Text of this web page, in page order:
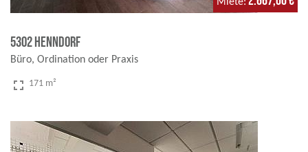
Miete
5302 Henndorf
Büro, Ordination oder Praxis
fullscreen 171 m²